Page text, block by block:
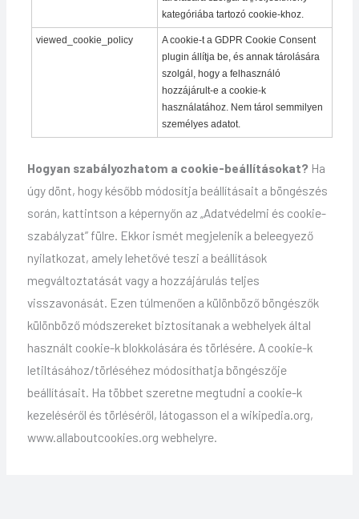
kategóriába tartozó cookie-khoz.
viewed_cookie_policy
A cookie-t a GDPR Cookie Consent
plugin állítja be, és annak tárolására
szolgál, hogy a felhasználó
hozzájárult-e a cookie-k
használatához. Nem tárol semmilyen
személyes adatot.
Hogyan szabályozhatom a cookie-beállításokat? Ha
úgy dönt, hogy később módosítja beállításait a böngészés
során, kattintson a képernyőn az „Adatvédelmi és cookie-
szabályzat” fülre. Ekkor ismét megjelenik a beleegyező
nyilatkozat, amely lehetővé teszi a beállítások
megváltoztatását vagy a hozzájárulás teljes
visszavonását. Ezen túlmenően a különböző böngészők
különböző módszereket biztosítanak a webhelyek által
használt cookie-k blokkolására és törlésére. A cookie-k
letiltásához/törléséhez módosíthatja böngészője
beállításait. Ha többet szeretne megtudni a cookie-k
kezeléséről és törléséről, látogasson el a wikipedia.org,
www.allaboutcookies.org webhelyre.